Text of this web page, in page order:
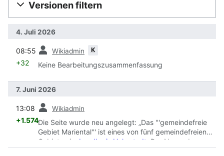
Versionen filtern
4. Juli 2026
08:55 Wikiadmin K
+32 Keine Bearbeitungszusammenfassung
7. Juni 2026
13:08 Wikiadmin
+1.574Die Seite wurde neu angelegt: „Das '''gemeindefreie
Gebiet Mariental''' ist eines von fünf gemeindefreien
Gebieten im Landkreis Helmstedt
. Der Name des